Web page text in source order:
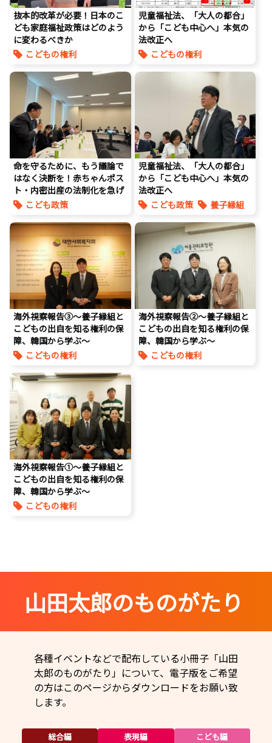
抜本的改革が必要！日本のこ
ども家庭福祉政策はどのよう
に変わるべきか
こどもの権利
こども政策
議員連盟
障がい児者支援
養子縁組
児童福祉法、「大人の都合」
から「こども中心へ」本気の
法改正へ
こどもの権利
こども政策
養子縁組
命を守るために、もう議論で
はなく決断を！赤ちゃんポス
ト・内密出産の法制化を急げ
こども政策
児童虐待対策
命を守る
孤独孤立対策
養子縁組
児童福祉法、「大人の都合」
から「こども中心へ」本気の
法改正へ
こども政策
養子縁組
海外視察報告③〜養子縁組と
こどもの出自を知る権利の保
障、韓国から学ぶ〜
こどもの権利
こども政策
視察
養子縁組
海外視察報告②〜養子縁組と
こどもの出自を知る権利の保
障、韓国から学ぶ〜
こどもの権利
海外視察報告①〜養子縁組と
こどもの出自を知る権利の保
障、韓国から学ぶ〜
こどもの権利
山田太郎のものがたり
各種イベントなどで配布している小冊子「山田
太郎のものがたり」について、電子版をご希望
の方はこのページからダウンロードをお願い致
します。
総合編 表現編 こども編